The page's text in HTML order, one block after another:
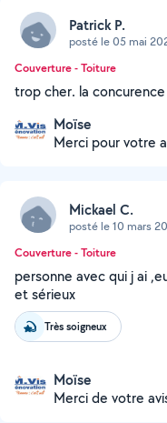
Patrick P.
posté le 05 mai
Couverture - Toiture
trop cher. la
Moïse
Merci pour votre
Mickael C.
posté le 10 mars
Couverture - Toiture
personne avec qui j ai
et sérieux
Très soigneux
Moïse
Merci de votre